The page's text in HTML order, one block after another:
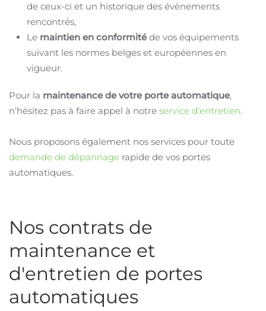
de ceux-ci et un historique des évènements
rencontrés,
Le maintien en conformité de vos équipements
suivant les normes belges et européennes en
vigueur.
Pour la maintenance de votre porte automatique,
n’hésitez pas à faire appel à notre service d'entretien.
Nous proposons également nos services pour toute
demande de dépannage rapide de vos portes
automatiques.
Nos contrats de
maintenance et
d'entretien de portes
automatiques